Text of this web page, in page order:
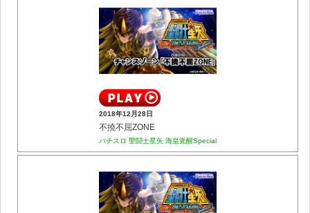
2018年12月28日
不撓不屈ZONE
パチスロ 聖闘士星矢 海皇覚醒Special